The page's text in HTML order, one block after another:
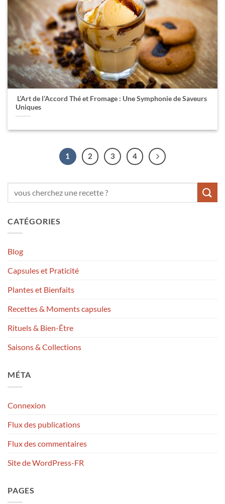
L’Art de l’Accord Thé et Fromage : Une Symphonie de Saveurs
Uniques
1 2 3 4
CATÉGORIES
Blog
Capsules et Praticité
Plantes et Bienfaits
Recettes & Moments capsules
Rituels & Bien-Être
Saisons & Collections
MÉTA
Connexion
Flux des publications
Flux des commentaires
Site de WordPress-FR
PAGES